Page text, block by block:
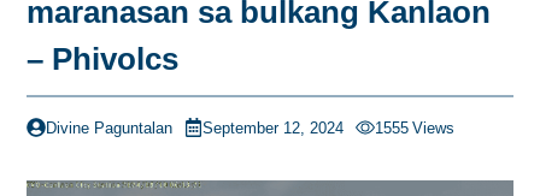
maranasan sa bulkang Kanlaon
– Phivolcs
Divine Paguntalan September 12, 2024 1555 Views